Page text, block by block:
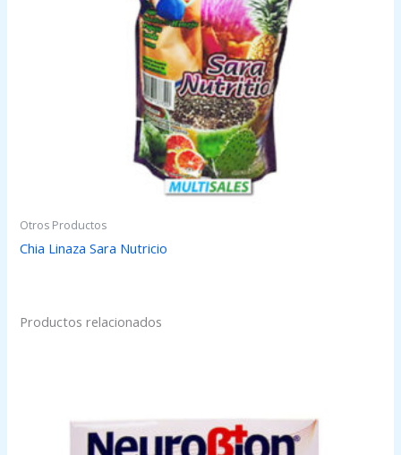
Otros Productos
Chia Linaza Sara Nutricio
Productos relacionados